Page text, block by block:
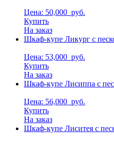
Цена: 50,000 руб.
Купить
На заказ
Шкаф-купе Ликург с
Цена: 53,000 руб.
Купить
На заказ
Шкаф-купе Лисиппа с
Цена: 56,000 руб.
Купить
На заказ
Шкаф-купе Лиситея с